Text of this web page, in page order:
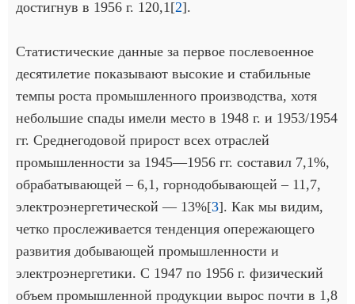
достигнув в 1956 г. 120,1[2].
Статистические данные за первое послевоенное
десятилетие показывают высокие и стабильные
темпы роста промышленного производства, хотя
небольшие спады имели место в 1948 г. и 1953/1954
гг. Среднегодовой прирост всех отраслей
промышленности за 1945—1956 гг. составил 7,1%,
обрабатывающей – 6,1, горнодобывающей – 11,7,
электроэнергетической — 13%[3]. Как мы видим,
четко прослеживается тенденция опережающего
развития добывающей промышленности и
электроэнергетики. С 1947 по 1956 г. физический
объем промышленной продукции вырос почти в 1,8